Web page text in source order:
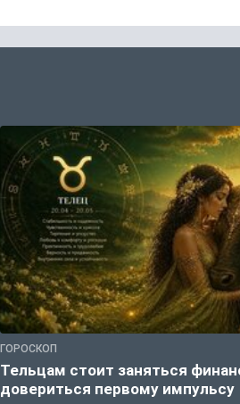
ГОРОСКОП
Тельцам стоит заняться
довериться первому импульсу